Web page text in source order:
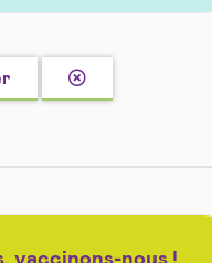
Effacer
la